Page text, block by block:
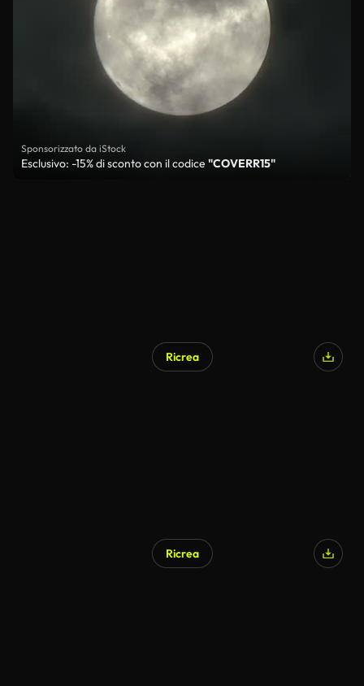
Sponsorizzato da iStock
Esclusivo: -15% di sconto con il codice "COVERR15"
Ricrea
Ricrea